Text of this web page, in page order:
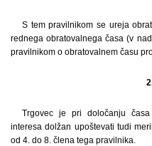
S tem pravilnikom se ureja
rednega obratovalnega časa (v
pravilnikom o obratovalnem času
Trgovec je pri določanju
interesa dolžan upoštevati tudi
od 4. do 8. člena tega pravilnika.